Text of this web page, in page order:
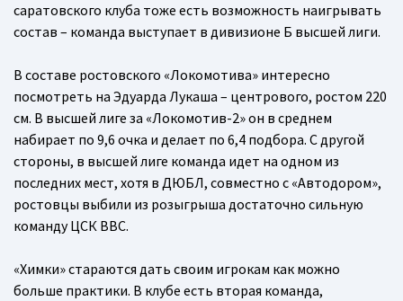
саратовского клуба тоже есть возможность наигрывать
состав – команда выступает в дивизионе Б высшей лиги.
В составе ростовского «Локомотива» интересно
посмотреть на Эдуарда Лукаша – центрового, ростом 220
см. В высшей лиге за «Локомотив-2» он в среднем
набирает по 9,6 очка и делает по 6,4 подбора. С другой
стороны, в высшей лиге команда идет на одном из
последних мест, хотя в ДЮБЛ, совместно с «Автодором»,
ростовцы выбили из розыгрыша достаточно сильную
команду ЦСК ВВС.
«Химки» стараются дать своим игрокам как можно
больше практики. В клубе есть вторая команда,